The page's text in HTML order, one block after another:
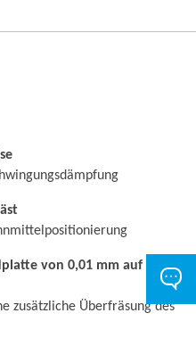
von 0,01 mm auf
zusätzliche Überfräsung des